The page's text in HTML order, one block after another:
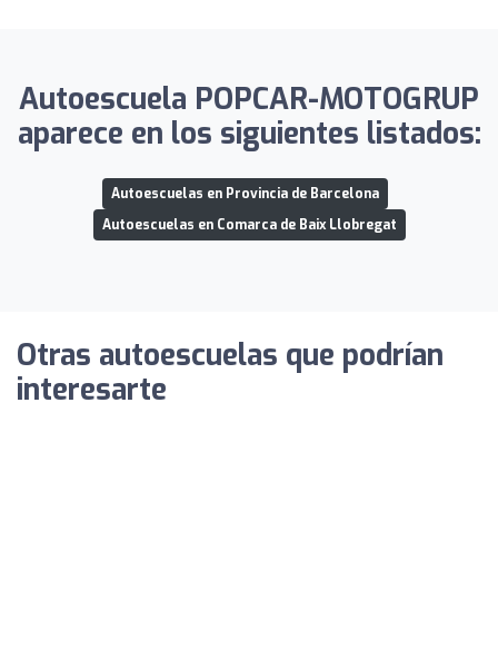
Autoescuela POPCAR-MOTOGRUP
aparece en los siguientes listados:
Autoescuelas en Provincia de Barcelona
Autoescuelas en Comarca de Baix Llobregat
Otras autoescuelas que podrían
interesarte